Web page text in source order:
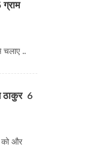
चलाए ..
ठाकुर 6
को और